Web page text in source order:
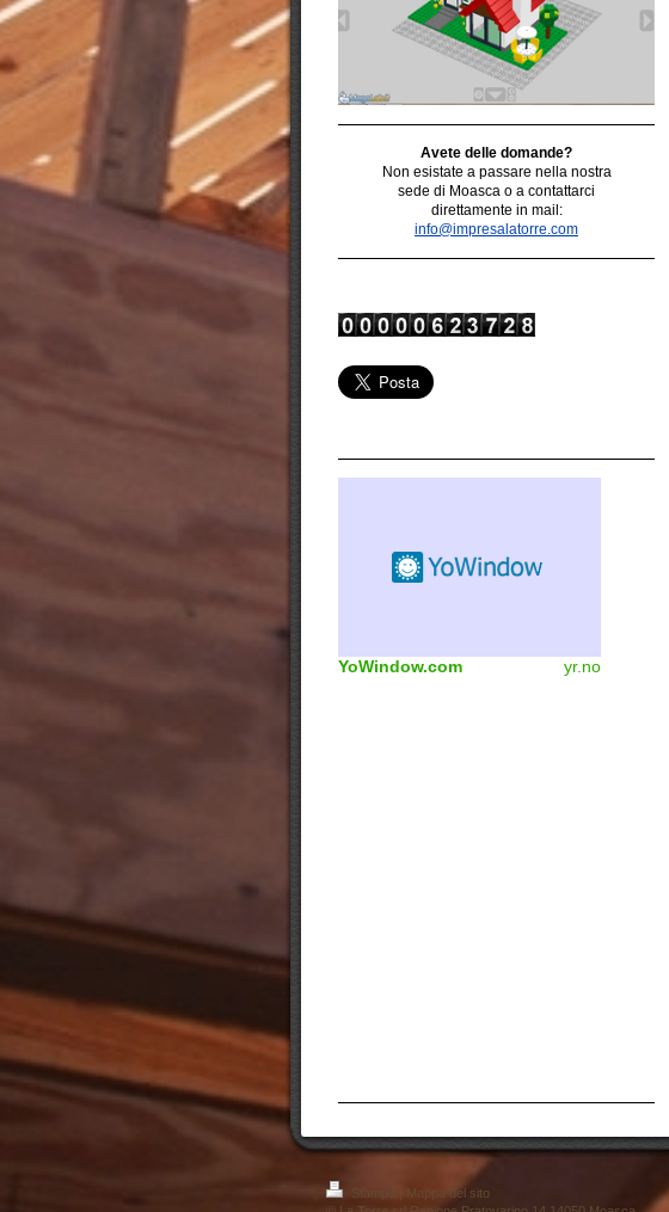
Avete delle domande?
Non esistate a passare nella nostra
sede di Moasca o a contattarci
direttamente in mail:
info@impresalatorre.com
YoWindow.com yr.no
Mappa del sito